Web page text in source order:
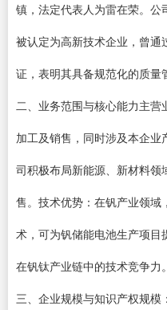
镇，法定代表人为雷在荣。
被认定为高新技术企业，曾
证，表明其具备规范化的质量
二、业务范围与核心能力主营
加工及销售，同时涉及本企
司积极布局新能源、新材料
售。技术优势：在钒产业领
术，可为钒储能电池生产项
在钒钛产业链中的技术竞争力。
三、企业规模与知识产权规